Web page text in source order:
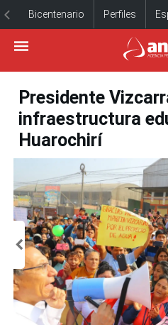
Bicentenario Perfiles
Presidente
infraestructura
Huarochirí